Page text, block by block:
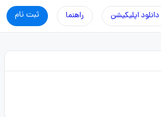
ثبت نام راهنما دانلود اپلیکیشن